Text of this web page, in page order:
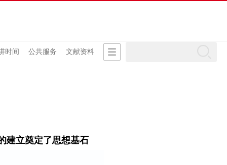
时间 公共服务 文献资料
建立奠定了思想基石